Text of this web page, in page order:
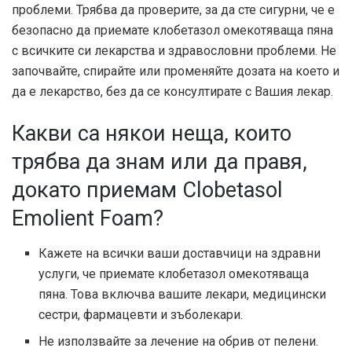
проблеми. Трябва да проверите, за да сте сигурни, че е
безопасно да приемате клобетазол омекотяваща пяна
с всичките си лекарства и здравословни проблеми. Не
започвайте, спирайте или променяйте дозата на което и
да е лекарство, без да се консултирате с Вашия лекар.
Какви са някои неща, които
трябва да знам или да правя,
докато приемам Clobetasol
Emolient Foam?
Кажете на всички ваши доставчици на здравни
услуги, че приемате клобетазол омекотяваща
пяна. Това включва вашите лекари, медицински
сестри, фармацевти и зъболекари.
Не използвайте за лечение на обрив от пелени.